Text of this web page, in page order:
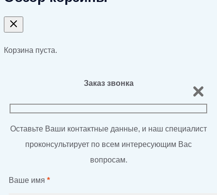
Корзина пуста.
Заказ звонка
Оставьте Ваши контактные данные, и наш специалист
проконсультирует по всем интересующим Вас
вопросам.
Ваше имя *